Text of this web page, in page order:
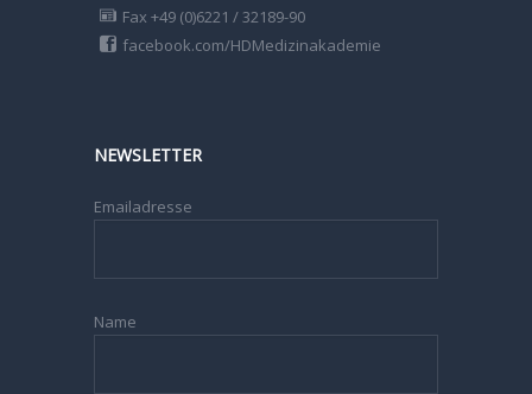
Fax +49 (0)6221 / 32189-90
facebook.com/HDMedizinakademie
NEWSLETTER
Emailadresse
Name